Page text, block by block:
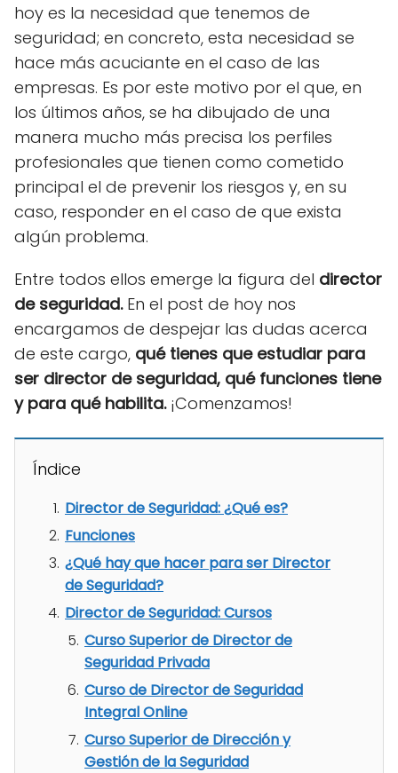
hoy es la necesidad que tenemos de
seguridad; en concreto, esta necesidad se
hace más acuciante en el caso de las
empresas. Es por este motivo por el que, en
los últimos años, se ha dibujado de una
manera mucho más precisa los perfiles
profesionales que tienen como cometido
principal el de prevenir los riesgos y, en su
caso, responder en el caso de que exista
algún problema.
Entre todos ellos emerge la figura del director
de seguridad.En el post de hoy nos
encargamos de despejar las dudas acerca
de este cargo, qué tienes que estudiar para
ser director de seguridad, qué funciones tiene
y para qué habilita.¡Comenzamos!
Índice
Director de Seguridad: ¿Qué es?
Funciones
¿Qué hay que hacer para ser Director
de Seguridad?
Director de Seguridad: Cursos
Curso Superior de Director de
Seguridad Privada
Curso de Director de Seguridad
Integral Online
Curso Superior de Dirección y
Gestión de la Seguridad